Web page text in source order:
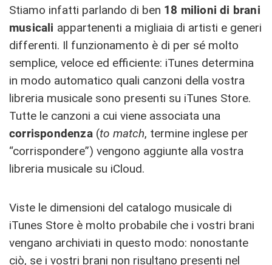
Stiamo infatti parlando di ben 18 milioni di brani
musicali appartenenti a migliaia di artisti e generi
differenti. Il funzionamento è di per sé molto
semplice, veloce ed efficiente: iTunes determina
in modo automatico quali canzoni della vostra
libreria musicale sono presenti su iTunes Store.
Tutte le canzoni a cui viene associata una
corrispondenza(to match, termine inglese per
“corrispondere”) vengono aggiunte alla vostra
libreria musicale su iCloud.
Viste le dimensioni del catalogo musicale di
iTunes Store è molto probabile che i vostri brani
vengano archiviati in questo modo: nonostante
ciò, se i vostri brani non risultano presenti nel